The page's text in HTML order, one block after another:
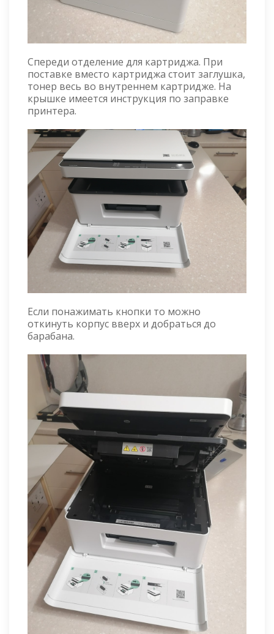
Спереди отделение для картриджа. При
поставке вместо картриджа стоит заглушка,
тонер весь во внутреннем картридже. На
крышке имеется инструкция по заправке
принтера.
Если понажимать кнопки то можно
откинуть корпус вверх и добраться до
барабана.